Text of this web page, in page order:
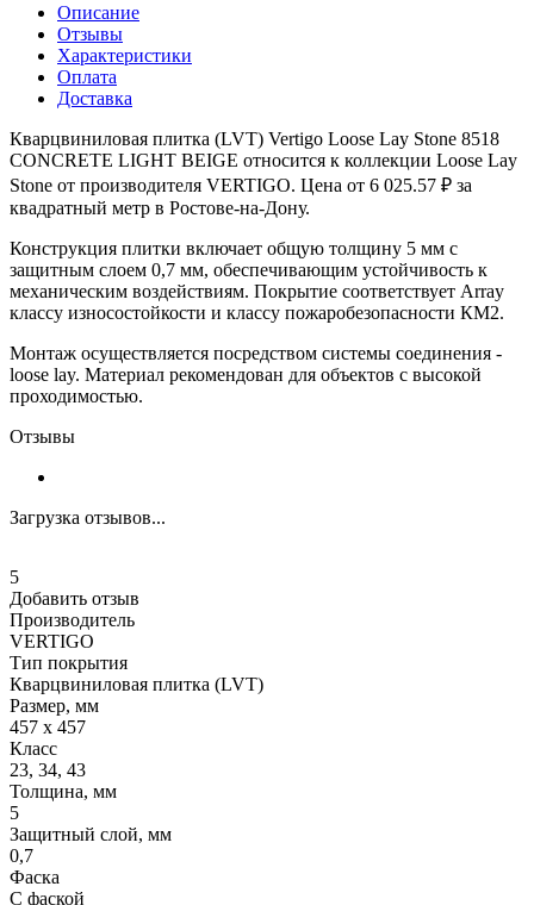
Описание
Отзывы
Характеристики
Оплата
Доставка
Кварцвиниловая плитка (LVT) Vertigo Loose Lay Stone 8518
CONCRETE LIGHT BEIGE относится к коллекции Loose Lay
Stone от производителя VERTIGO. Цена от 6 025.57 ₽ за
квадратный метр в Ростове-на-Дону.
Конструкция плитки включает общую толщину 5 мм с
защитным слоем 0,7 мм, обеспечивающим устойчивость к
механическим воздействиям. Покрытие соответствует Array
классу износостойкости и классу пожаробезопасности КМ2.
Монтаж осуществляется посредством системы соединения -
loose lay. Материал рекомендован для объектов с высокой
проходимостью.
Отзывы
Загрузка отзывов...
5
Добавить отзыв
Производитель
VERTIGO
Тип покрытия
Кварцвиниловая плитка (LVT)
Размер, мм
457 х 457
Класс
23, 34, 43
Толщина, мм
5
Защитный слой, мм
0,7
Фаска
С фаской